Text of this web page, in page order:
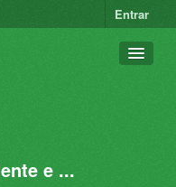
Entrar
e ...